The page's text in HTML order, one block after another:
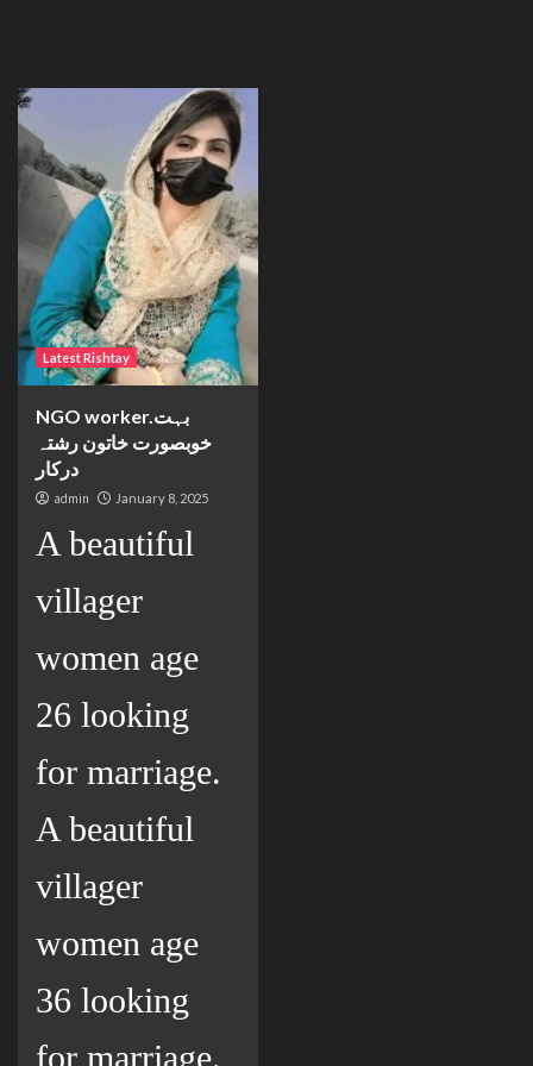
Latest Rishtay
NGO worker.بہت
خوبصورت خاتون رشتہ
درکار
admin January 8, 2025
A beautiful
villager
women age
26 looking
for marriage.
A beautiful
villager
women age
36 looking
for marriage.